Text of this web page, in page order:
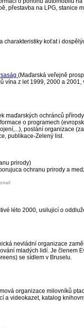
přestavba na LPG, stanice
charakteristiky koťat i
(Maďarská veřejně
vína z let 1999, 2000 a
maďarských ochránců
o programech
poslání organizace
publikace-Zelený list.
prirody)
ochranu prirody a
léto 2000, usilujicí o
nevládní organizace
mladých lidí. Je členem
se sídlem v Bruselu.
organizace milovníků
a videokazet, katalog